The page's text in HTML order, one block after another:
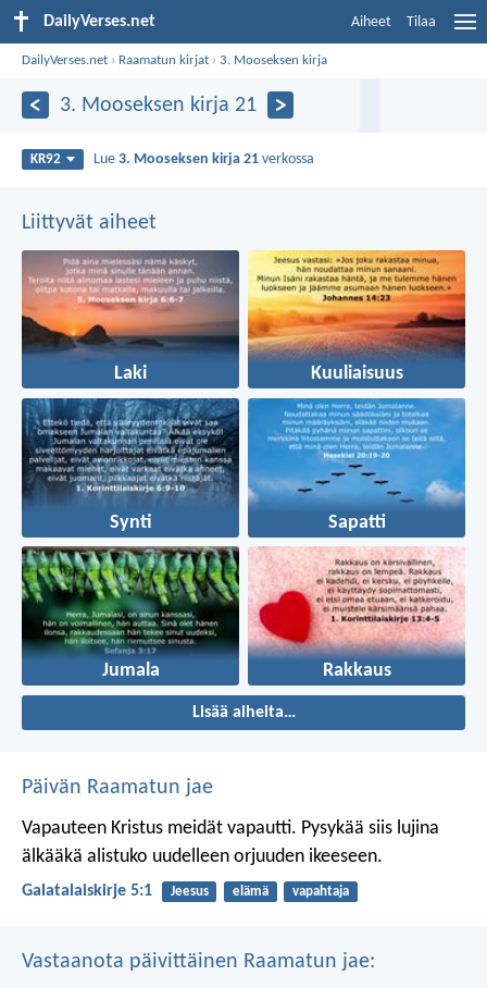
DailyVerses.net Aiheet Tilaa
DailyVerses.net › Raamatun kirjat ›3. Mooseksen kirja
3. Mooseksen kirja 21
KR92 Lue3. Mooseksen kirja 21 verkossa
Liittyvät aiheet
Laki Kuuliaisuus
Synti Sapatti
Jumala Rakkaus
Lisää aiheita…
Päivän Raamatun jae
Vapauteen Kristus meidät vapautti. Pysykää siis lujina
älkääkä alistuko uudelleen orjuuden ikeeseen.
Galatalaiskirje 5:1 Jeesus elämä vapahtaja
Vastaanota päivittäinen Raamatun jae: